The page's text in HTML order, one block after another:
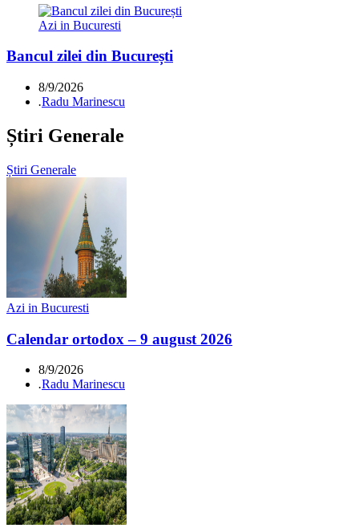
Azi in Bucuresti
Bancul zilei din București
8/9/2026
.Radu Marinescu
Știri Generale
Știri Generale
Azi in Bucuresti
Calendar ortodox – 9 august 2026
8/9/2026
.Radu Marinescu